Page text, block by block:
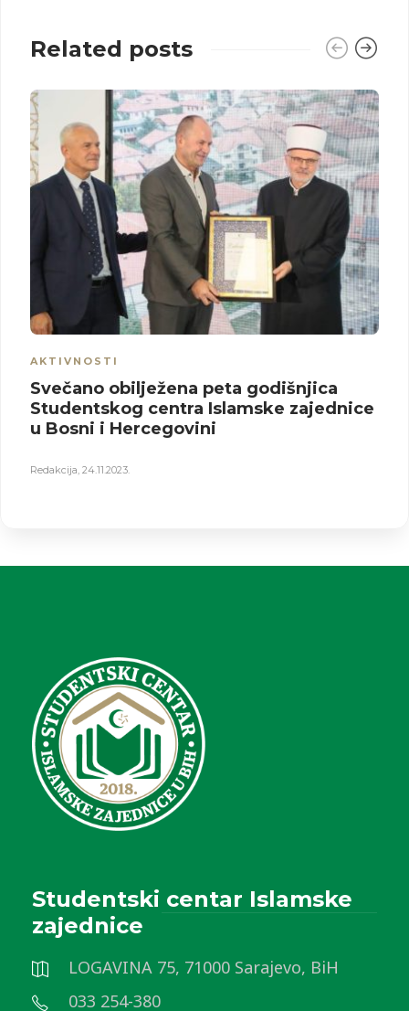
Related posts
AKTIVNOSTI
Svečano obilježena peta godišnjica
Studentskog centra Islamske zajednice
u Bosni i Hercegovini
Redakcija 24.11.2023.
Studentski centar Islamske
zajednice
LOGAVINA 75, 71000 Sarajevo, BiH
033 254-380